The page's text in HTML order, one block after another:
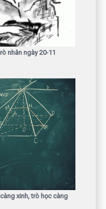
nhân ngày 20-11
xinh, trò học càng